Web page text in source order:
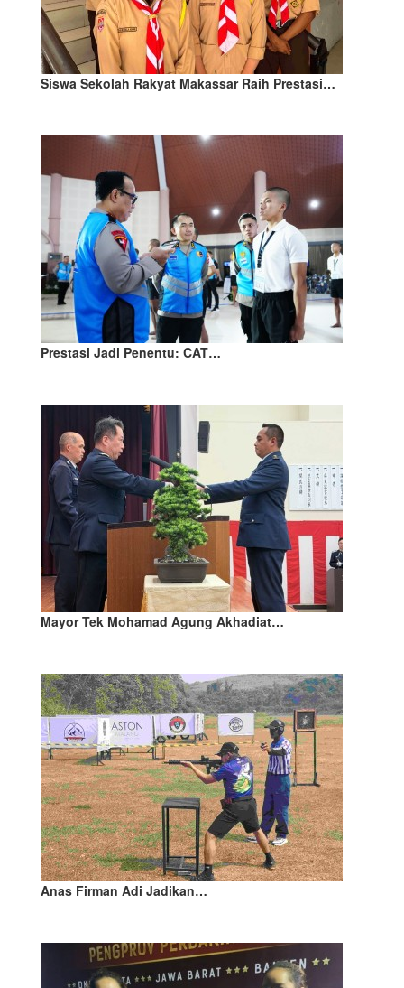
Siswa Sekolah Rakyat Makassar Raih Prestasi…
Prestasi Jadi Penentu: CAT…
Mayor Tek Mohamad Agung Akhadiat…
Anas Firman Adi Jadikan…